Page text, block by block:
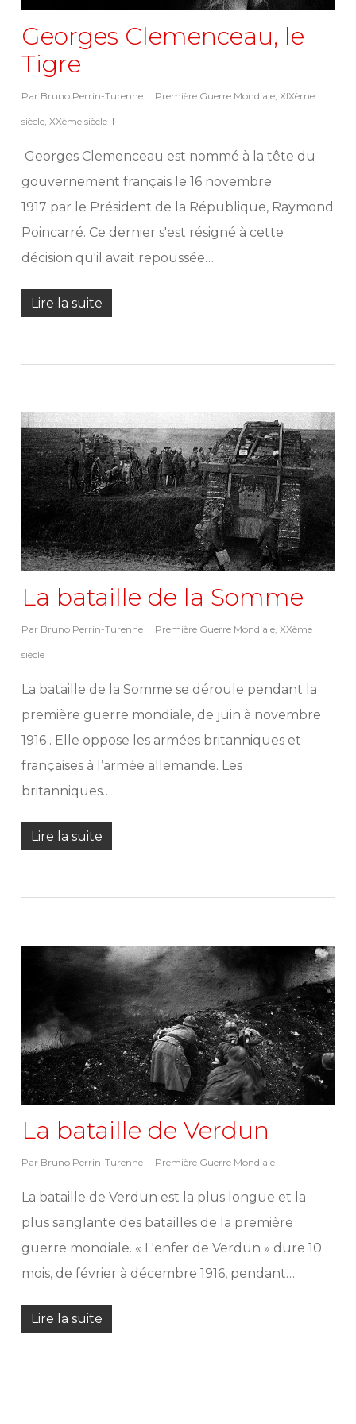
Georges Clemenceau, le
Tigre
Par Bruno Perrin-Turenne Première Guerre Mondiale, XIXème
siècle, XXème siècle
Georges Clemenceau est nommé à la tête du
gouvernement français le 16 novembre
1917 par le Président de la République, Raymond
Poincarré. Ce dernier s'est résigné à cette
décision qu'il avait repoussée…
Lire la suite
La bataille de la Somme
Par Bruno Perrin-Turenne Première Guerre Mondiale, XXème
siècle
La bataille de la Somme se déroule pendant la
première guerre mondiale, de juin à novembre
1916 . Elle oppose les armées britanniques et
françaises à l’armée allemande. Les
britanniques…
Lire la suite
La bataille de Verdun
Par Bruno Perrin-Turenne Première Guerre Mondiale
La bataille de Verdun est la plus longue et la
plus sanglante des batailles de la première
guerre mondiale. « L'enfer de Verdun » dure 10
mois, de février à décembre 1916, pendant…
Lire la suite